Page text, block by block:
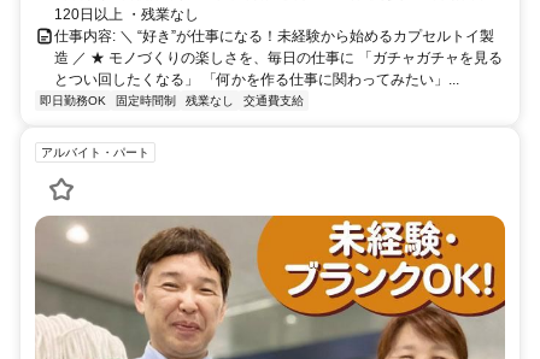
120日以上 ・残業なし
仕事内容: ＼ “好き”が仕事になる！未経験から始めるカプセルトイ製
造 ／ ★ モノづくりの楽しさを、毎日の仕事に 「ガチャガチャを見る
とつい回したくなる」 「何かを作る仕事に関わってみたい」...
即日勤務OK 固定時間制 残業なし 交通費支給
アルバイト・パート